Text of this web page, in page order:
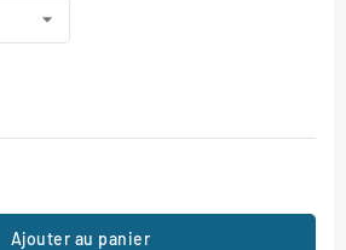
Ajouter au panier